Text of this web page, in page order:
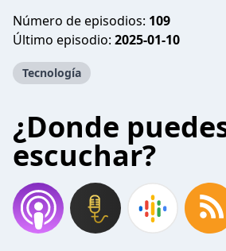
Número de episodios: 109
Último episodio: 2025-01-10
Tecnología
¿Donde
escuchar?